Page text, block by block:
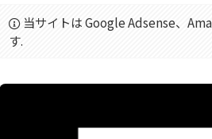
当サイトは Google Adsense、
す.